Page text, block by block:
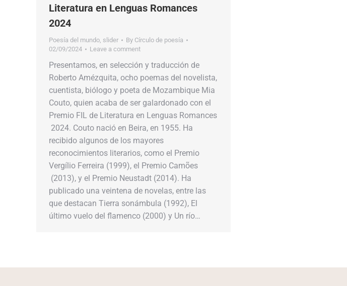
Literatura en Lenguas Romances
2024
Poesía del mundo, slider By Círculo de poesía
02/09/2024
Leave a comment
Presentamos,​​ en selección y traducción de
Roberto Amézquita,​​ ocho​​ poemas del novelista,
cuentista, biólogo y​​ poeta de Mozambique Mia
Couto,​​ quien acaba de ser galardonado con el
Premio FIL de Literatura en Lenguas Romances​​
2024. Couto​​ nació en​​ Beira,​​ en​​ 1955.​​ Ha
recibido algunos de los mayores
reconocimientos literarios,​​ como el​​ Premio
Vergílio Ferreira (1999),​​ el​​ Premio Camões​​
(2013),​​ y​​ el​​ Premio​​ Neustadt​​ (2014).​​ Ha
publicado​​ una veintena​​ de​​ novelas, entre las
que destacan​​ Tierra sonámbula​​ (1992),​​ El
último vuelo del flamenco​​ (2000)​​ y​​ Un río…